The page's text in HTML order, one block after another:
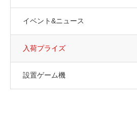
イベント&ニュース
入荷プライズ
設置ゲーム機